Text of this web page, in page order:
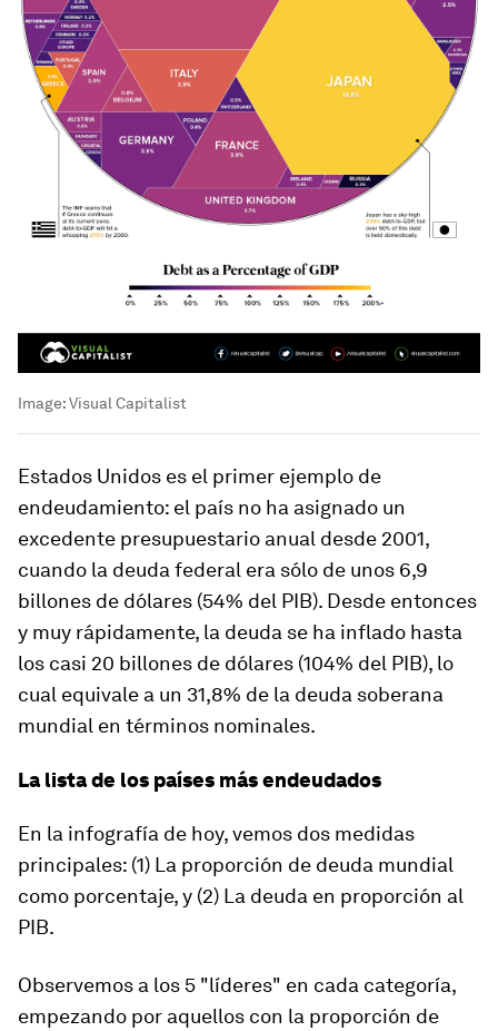
Image:Visual Capitalist
Estados Unidos es el primer ejemplo de
endeudamiento: el país no ha asignado un
excedente presupuestario anual desde 2001,
cuando la deuda federal era sólo de unos 6,9
billones de dólares (54% del PIB). Desde entonces
y muy rápidamente, la deuda se ha inflado hasta
los casi 20 billones de dólares (104% del PIB), lo
cual equivale a un 31,8% de la deuda soberana
mundial en términos nominales.
La lista de los países más endeudados
En la infografía de hoy, vemos dos medidas
principales: (1) La proporción de deuda mundial
como porcentaje, y (2) La deuda en proporción al
PIB.
Observemos a los 5 "líderes" en cada categoría,
empezando por aquellos con la proporción de